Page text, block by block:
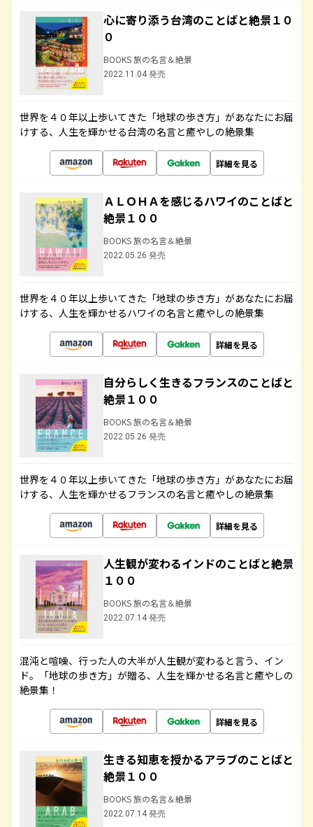
心に寄り添う台湾のことばと絶景１０
０
BOOKS 旅の名言＆絶景
2022.11.04 発売
世界を４０年以上歩いてきた「地球の歩き方」があなたにお届
けする、人生を輝かせる台湾の名言と癒やしの絶景集
詳細を見る
ＡＬＯＨＡを感じるハワイのことばと
絶景１００
BOOKS 旅の名言＆絶景
2022.05.26 発売
世界を４０年以上歩いてきた「地球の歩き方」があなたにお届
けする、人生を輝かせるハワイの名言と癒やしの絶景集
詳細を見る
自分らしく生きるフランスのことばと
絶景１００
BOOKS 旅の名言＆絶景
2022.05.26 発売
世界を４０年以上歩いてきた「地球の歩き方」があなたにお届
けする、人生を輝かせるフランスの名言と癒やしの絶景集
詳細を見る
人生観が変わるインドのことばと絶景
１００
BOOKS 旅の名言＆絶景
2022.07.14 発売
混沌と喧噪、行った人の大半が人生観が変わると言う、イン
ド。「地球の歩き方」が贈る、人生を輝かせる名言と癒やしの
絶景集！
詳細を見る
生きる知恵を授かるアラブのことばと
絶景１００
BOOKS 旅の名言＆絶景
2022.07.14 発売